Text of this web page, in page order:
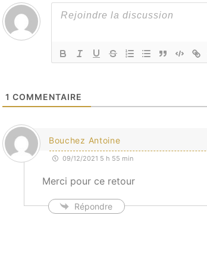
1 COMMENTAIRE
Bouchez Antoine
09/12/2021 5 h 55 min
Merci pour ce retour
Répondre